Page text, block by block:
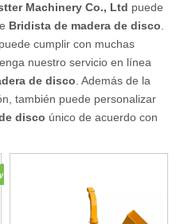
Machinery Co., Ltd puede
Bridista de madera de disco
puede cumplir con muchas
nuestro servicio en línea
de disco . Además de la
también puede personalizar
disco único de acuerdo con